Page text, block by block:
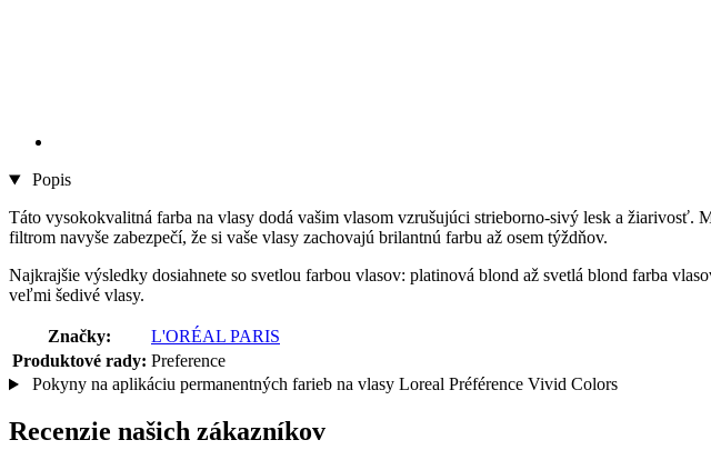
Popis
Táto vysokokvalitná farba na vlasy dodá vašim vlasom vzrušujúci strieborno-sivý lesk a
filtrom navyše zabezpečí, že si vaše vlasy zachovajú brilantnú farbu až osem týždňov.
Najkrajšie výsledky dosiahnete so svetlou farbou vlasov: platinová blond až svetlá blond farba
veľmi šedivé vlasy.
Značky:
L'ORÉAL PARIS
Produktové rady: Preference
Pokyny na aplikáciu permanentných farieb na vlasy Loreal Préférence Vivid Colors
Recenzie našich zákazníkov